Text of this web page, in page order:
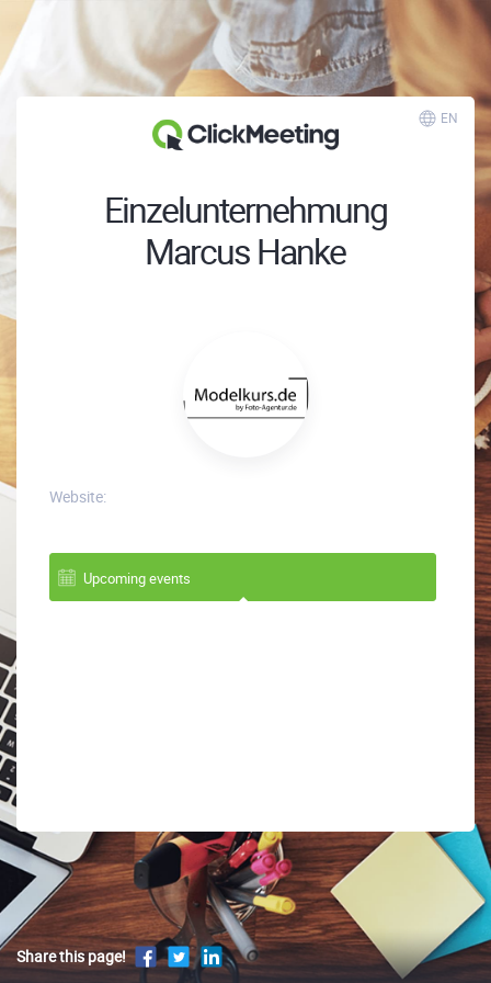
EN
Einzelunternehmung
Marcus Hanke
Website:
Upcoming events
Share this page!